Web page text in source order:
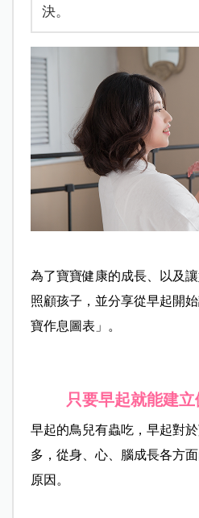
決。
為了寶寶健康的成長、以及
照顧孩子，並分享從早起開
寶作息圖表」。
只要早起就能建
早起的鳥兒有蟲吃，早起對
多，從身、心、腦成長各方
原因。